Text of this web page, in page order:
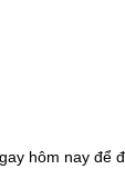
hôm nay để